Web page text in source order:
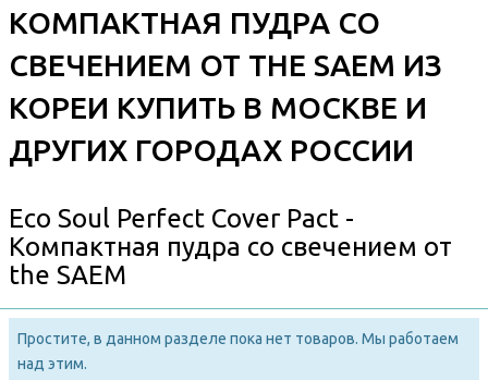
КОМПАКТНАЯ ПУДРА СО
СВЕЧЕНИЕМ ОТ THE SAEM ИЗ
КОРЕИ КУПИТЬ В МОСКВЕ И
ДРУГИХ ГОРОДАХ РОССИИ
Eco Soul Perfect Cover Pact -
Компактная пудра со свечением от
the SAEM
Простите, в данном разделе пока нет товаров. Мы работаем
над этим.